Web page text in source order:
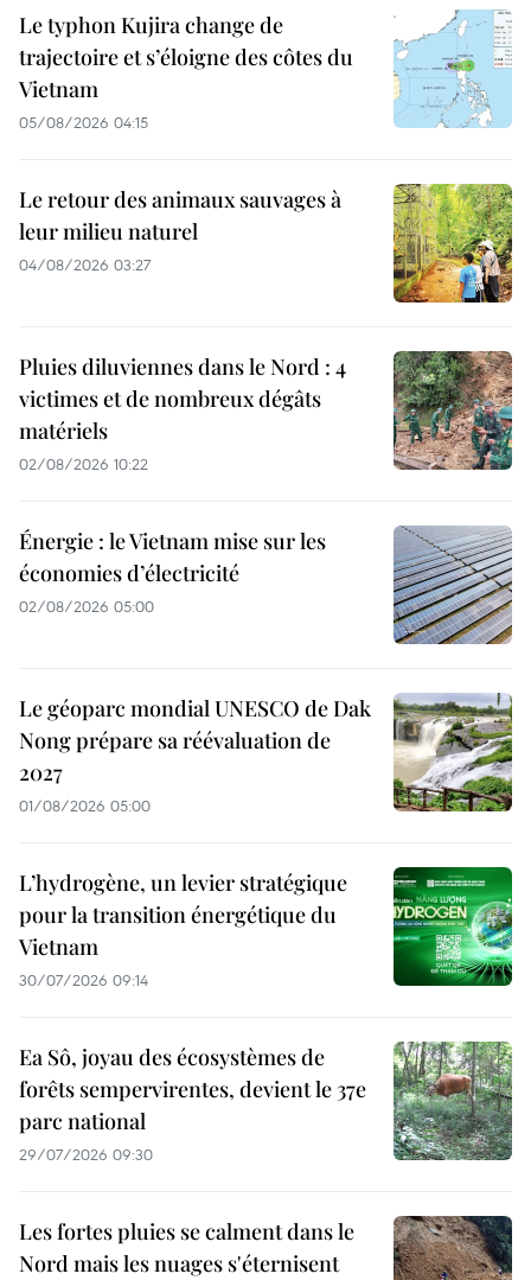
Le typhon Kujira change de
trajectoire et s’éloigne des côtes du
Vietnam
05/08/2026 04:15
Le retour des animaux sauvages à
leur milieu naturel
04/08/2026 03:27
Pluies diluviennes dans le Nord : 4
victimes et de nombreux dégâts
matériels
02/08/2026 10:22
Énergie : le Vietnam mise sur les
économies d’électricité
02/08/2026 05:00
Le géoparc mondial UNESCO de Dak
Nong prépare sa réévaluation de
2027
01/08/2026 05:00
L’hydrogène, un levier stratégique
pour la transition énergétique du
Vietnam
30/07/2026 09:14
Ea Sô, joyau des écosystèmes de
forêts sempervirentes, devient le 37e
parc national
29/07/2026 09:30
Les fortes pluies se calment dans le
Nord mais les nuages s'éternisent